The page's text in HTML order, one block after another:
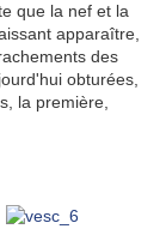
que la nef et la
apparaître,
des
obturées,
la première,